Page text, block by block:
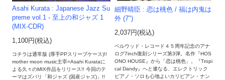
Asahi Kurata : Japanese Jazz Su
preme vol.1 - 至上の和ジャズ 1
(MIX-CDR)
1,100円(税込)
コチラは通常版 (厚手PPスリーブケース)!!
mother moon music主宰=Asahi Kurataに
よる久々のMIX作品をリリース!! 今回のテ
ーマはズバリ「和ジャズ (国産ジャズ)」!!
細野晴臣 : 恋は桃色 / 福は内鬼は
外 (7")
2,037円(税込)
ベルウッド・レコード４５周年記念のアナ
ログ7inch復刻シリーズ第3弾。名作『HOS
ONO HOUSE』から「恋は桃色」。『Tropi
cal Dandy』へと連なる、エレクトリック
ピアノ・ソロも心地よいカリビアン・ナン